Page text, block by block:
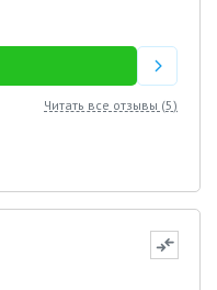
Читать все отзывы (5)